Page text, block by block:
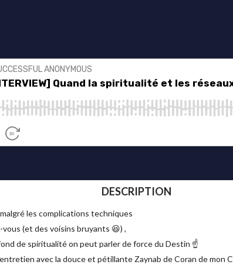
DESCRIPTION
les complications techniques
(et des voisins bruyants 😆) ,
de spiritualité on peut parler de force du Destin ☝️
avec la douce et pétillante Zaynab de Coran de mon